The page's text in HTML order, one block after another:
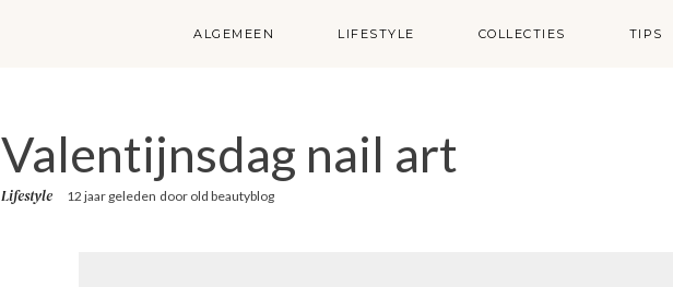
ALGEMEEN LIFESTYLE COLLECTIES TIPS
Valentijnsdag nail art
Lifestyle 12 jaar geleden door old beautyblog